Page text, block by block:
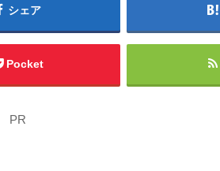
シェア
Pocket
PR